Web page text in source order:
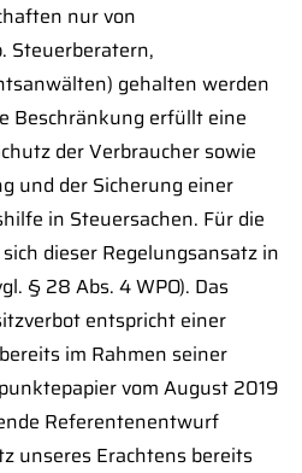
nur von
Steuerberatern,
gehalten werden
Beschränkung erfüllt eine
der Verbraucher sowie
und der Sicherung einer
in Steuersachen. Für die
dieser Regelungsansatz in
§ 28 Abs. 4 WPO). Das
entspricht einer
im Rahmen seiner
vom August 2019
Referentenentwurf
unseres Erachtens bereits